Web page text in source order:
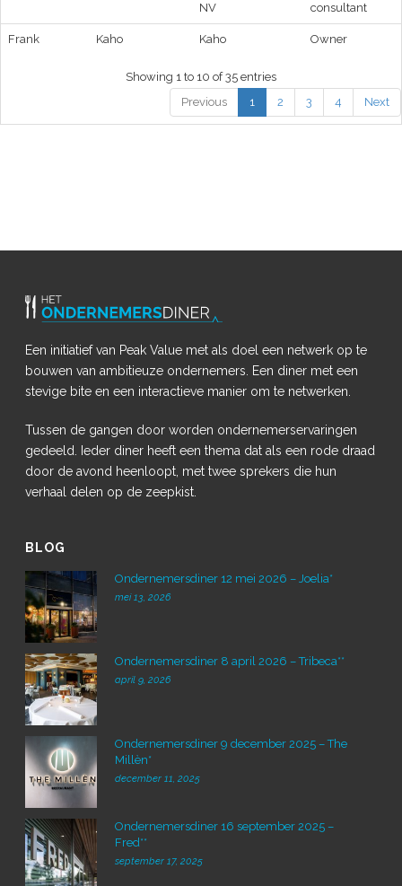
NV
consultant
Frank Kaho Kaho Owner
Showing 1 to 10 of 35 entries
Previous
1 2 3 4 Next
Een initiatief van Peak Value met als doel een netwerk op te
bouwen van ambitieuze ondernemers. Een diner met een
stevige bite en een interactieve manier om te netwerken.
Tussen de gangen door worden ondernemerservaringen
gedeeld. Ieder diner heeft een thema dat als een rode draad
door de avond heenloopt, met twee sprekers die hun
verhaal delen op de zeepkist.
BLOG
Ondernemersdiner 12 mei 2026 – Joelia*
mei 13, 2026
Ondernemersdiner 8 april 2026 – Tribeca**
april 9, 2026
Ondernemersdiner 9 december 2025 – The
Millèn*
december 11, 2025
Ondernemersdiner 16 september 2025 –
Fred**
september 17, 2025